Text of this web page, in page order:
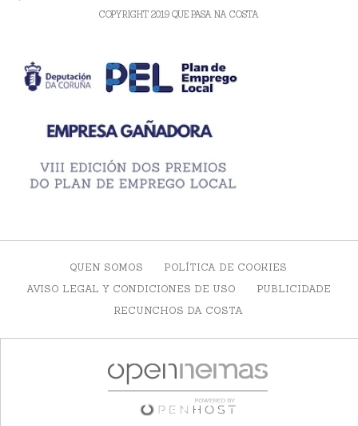
COPYRIGHT 2019 QUE PASA NA COSTA
QUEN SOMOS
POLÍTICA DE COOKIES
AVISO LEGAL Y CONDICIONES DE USO
PUBLICIDADE
RECUNCHOS DA COSTA